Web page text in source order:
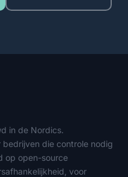
in de Nordics.
die controle nodig
op open-source
voor